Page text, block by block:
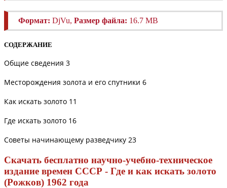
Формат: DjVu, Размер файла: 16.7 MB
СОДЕРЖАНИЕ
Общие сведения 3
Месторождения золота и его спутники 6
Как искать золото 11
Где искать золото 16
Советы начинающему разведчику 23
Скачать бесплатно научно-учебно-техническое
издание времен СССР - Где и как искать золото
(Рожков) 1962 года